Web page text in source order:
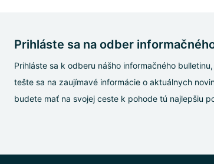
Prihláste sa na odber
Prihláste sa k odberu nášho informačného
tešte sa na zaujímavé informácie o aktuálnych
budete mať na svojej ceste k pohode tú najlepšiu